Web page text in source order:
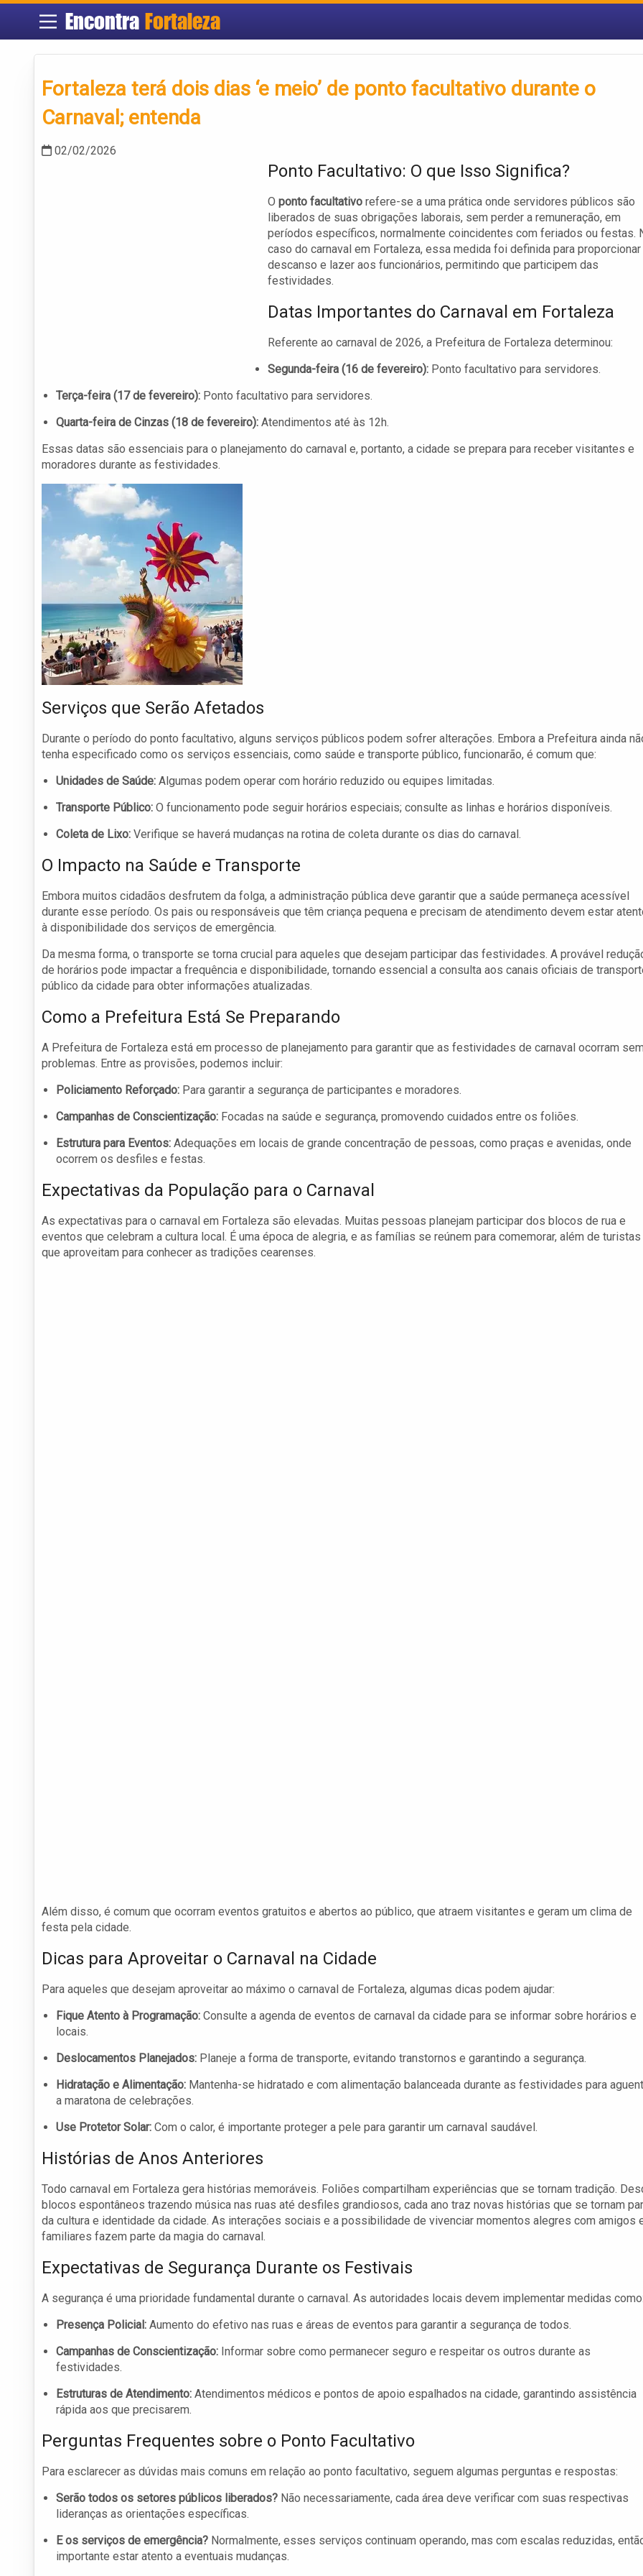
Encontra Fortaleza
Fortaleza terá dois dias ‘e meio’ de ponto facultativo durante o
Carnaval; entenda
02/02/2026
Ponto Facultativo: O que Isso Significa?
O ponto facultativo refere-se a uma prática onde servidores públicos são
liberados de suas obrigações laborais, sem perder a remuneração, em
períodos específicos, normalmente coincidentes com feriados ou festas.
caso do carnaval em Fortaleza, essa medida foi definida para proporcionar
descanso e lazer aos funcionários, permitindo que participem das
festividades.
Datas Importantes do Carnaval em Fortaleza
Referente ao carnaval de 2026, a Prefeitura de Fortaleza determinou:
Segunda-feira (16 de fevereiro): Ponto facultativo para servidores.
Terça-feira (17 de fevereiro): Ponto facultativo para servidores.
Quarta-feira de Cinzas (18 de fevereiro): Atendimentos até às 12h.
Essas datas são essenciais para o planejamento do carnaval e, portanto, a cidade se prepara para receber visitantes e
moradores durante as festividades.
Serviços que Serão Afetados
Durante o período do ponto facultativo, alguns serviços públicos podem sofrer alterações. Embora a Prefeitura ainda
tenha especificado como os serviços essenciais, como saúde e transporte público, funcionarão, é comum que:
Unidades de Saúde: Algumas podem operar com horário reduzido ou equipes limitadas.
Transporte Público: O funcionamento pode seguir horários especiais; consulte as linhas e horários disponíveis.
Coleta de Lixo: Verifique se haverá mudanças na rotina de coleta durante os dias do carnaval.
O Impacto na Saúde e Transporte
Embora muitos cidadãos desfrutem da folga, a administração pública deve garantir que a saúde permaneça acessível
durante esse período. Os pais ou responsáveis que têm criança pequena e precisam de atendimento devem estar
à disponibilidade dos serviços de emergência.
Da mesma forma, o transporte se torna crucial para aqueles que desejam participar das festividades. A provável
de horários pode impactar a frequência e disponibilidade, tornando essencial a consulta aos canais oficiais de
público da cidade para obter informações atualizadas.
Como a Prefeitura Está Se Preparando
A Prefeitura de Fortaleza está em processo de planejamento para garantir que as festividades de carnaval ocorram
problemas. Entre as provisões, podemos incluir:
Policiamento Reforçado: Para garantir a segurança de participantes e moradores.
Campanhas de Conscientização: Focadas na saúde e segurança, promovendo cuidados entre os foliões.
Estrutura para Eventos: Adequações em locais de grande concentração de pessoas, como praças e avenidas, onde
ocorrem os desfiles e festas.
Expectativas da População para o Carnaval
As expectativas para o carnaval em Fortaleza são elevadas. Muitas pessoas planejam participar dos blocos de rua e
eventos que celebram a cultura local. É uma época de alegria, e as famílias se reúnem para comemorar, além de turistas
que aproveitam para conhecer as tradições cearenses.
Além disso, é comum que ocorram eventos gratuitos e abertos ao público, que atraem visitantes e geram um clima de
festa pela cidade.
Dicas para Aproveitar o Carnaval na Cidade
Para aqueles que desejam aproveitar ao máximo o carnaval de Fortaleza, algumas dicas podem ajudar:
Fique Atento à Programação: Consulte a agenda de eventos de carnaval da cidade para se informar sobre horários e
locais.
Deslocamentos Planejados: Planeje a forma de transporte, evitando transtornos e garantindo a segurança.
Hidratação e Alimentação: Mantenha-se hidratado e com alimentação balanceada durante as festividades para
a maratona de celebrações.
Use Protetor Solar: Com o calor, é importante proteger a pele para garantir um carnaval saudável.
Histórias de Anos Anteriores
Todo carnaval em Fortaleza gera histórias memoráveis. Foliões compartilham experiências que se tornam tradição.
blocos espontâneos trazendo música nas ruas até desfiles grandiosos, cada ano traz novas histórias que se tornam
da cultura e identidade da cidade. As interações sociais e a possibilidade de vivenciar momentos alegres com amigos
familiares fazem parte da magia do carnaval.
Expectativas de Segurança Durante os Festivais
A segurança é uma prioridade fundamental durante o carnaval. As autoridades locais devem implementar medidas
Presença Policial: Aumento do efetivo nas ruas e áreas de eventos para garantir a segurança de todos.
Campanhas de Conscientização: Informar sobre como permanecer seguro e respeitar os outros durante as
festividades.
Estruturas de Atendimento: Atendimentos médicos e pontos de apoio espalhados na cidade, garantindo assistência
rápida aos que precisarem.
Perguntas Frequentes sobre o Ponto Facultativo
Para esclarecer as dúvidas mais comuns em relação ao ponto facultativo, seguem algumas perguntas e respostas:
Serão todos os setores públicos liberados? Não necessariamente, cada área deve verificar com suas respectivas
lideranças as orientações específicas.
E os serviços de emergência? Normalmente, esses serviços continuam operando, mas com escalas reduzidas,
importante estar atento a eventuais mudanças.